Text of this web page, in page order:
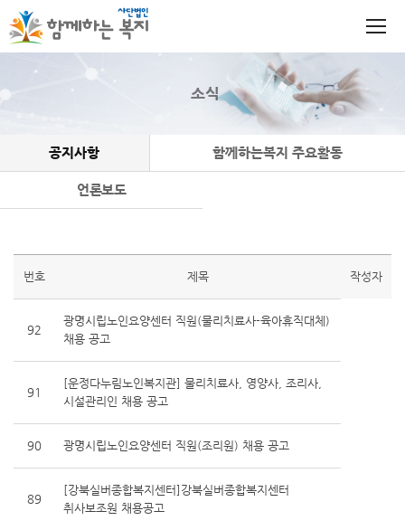
소식
공지사항 함께하는복지 주요활동
언론보도
번호 제목 작성자
92
광명시립노인요양센터 직원(물리치료사-육아휴직대체)
채용 공고
91
[운정다누림노인복지관] 물리치료사, 영양사, 조리사,
시설관리인 채용 공고
90 광명시립노인요양센터 직원(조리원) 채용 공고
89
[강북실버종합복지센터]강북실버종합복지센터
취사보조원 채용공고